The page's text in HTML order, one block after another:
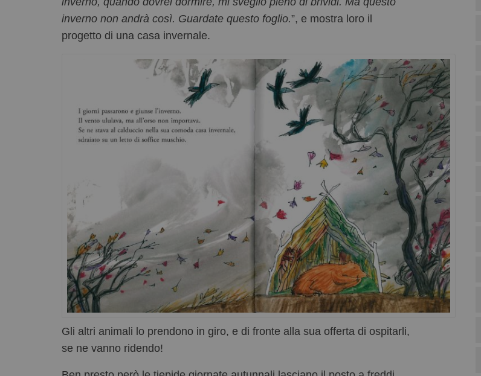
inverno non andrà così. Guardate questo foglio.”, e mostra loro il
progetto di una casa invernale.
Gli altri animali lo prendono in giro, e di fronte alla sua offerta di ospitarli,
se ne vanno ridendo!